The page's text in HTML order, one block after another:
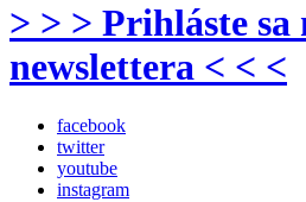
> > > Prihláste sa
newslettera < < <
facebook
twitter
youtube
instagram